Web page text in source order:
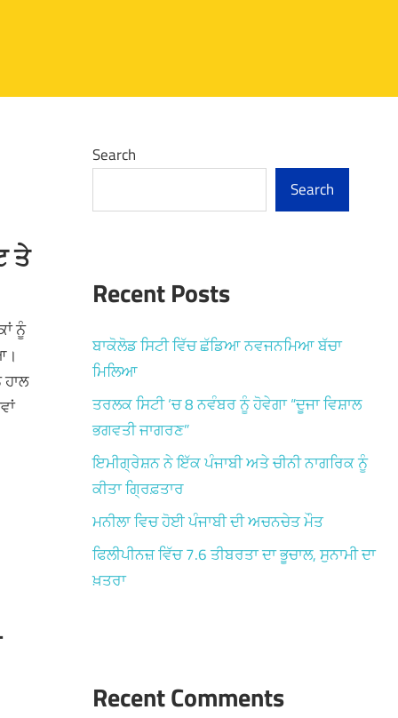
ਤੇ
ਨੂੰ
Search
Search
Recent Posts
ਬਾਕੋਲੋਡ ਸਿਟੀ ਵਿੱਚ ਛੱਡਿਆ ਨਵਜਨਮਿਆ ਬੱਚਾ
ਮਿਲਿਆ
ਤਰਲਕ ਸਿਟੀ ‘ਚ 8 ਨਵੰਬਰ ਨੂੰ ਹੋਵੇਗਾ “ਦੂਜਾ ਵਿਸ਼ਾਲ
ਭਗਵਤੀ ਜਾਗਰਣ”
ਇਮੀਗ੍ਰੇਸ਼ਨ ਨੇ ਇੱਕ ਪੰਜਾਬੀ ਅਤੇ ਚੀਨੀ ਨਾਗਰਿਕ ਨੂੰ
ਕੀਤਾ ਗ੍ਰਿਫ਼ਤਾਰ
ਮਨੀਲਾ ਵਿਚ ਹੋਈ ਪੰਜਾਬੀ ਦੀ ਅਚਨਚੇਤ ਮੌਤ
ਫਿਲੀਪੀਨਜ਼ ਵਿੱਚ 7.6 ਤੀਬਰਤਾ ਦਾ ਭੂਚਾਲ, ਸੁਨਾਮੀ ਦਾ
ਖ਼ਤਰਾ
Recent Comments